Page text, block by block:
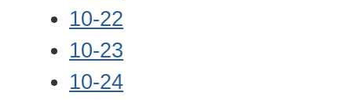
10-22
10-23
10-24